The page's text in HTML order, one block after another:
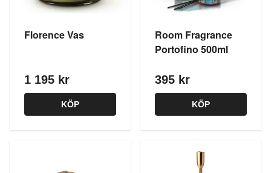
Florence Vas
1 195 kr
KÖP
Room Fragrance
Portofino 500ml
395 kr
KÖP